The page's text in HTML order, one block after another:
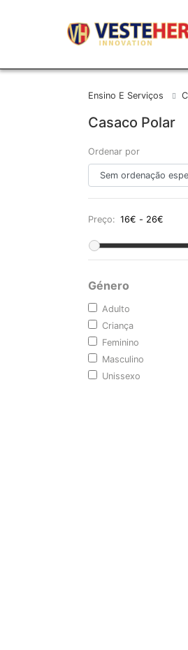
Ensino E Serviços
Casaco Polar
Ordenar por
Preço:
Género
Adulto
Criança
Feminino
Masculino
Unissexo